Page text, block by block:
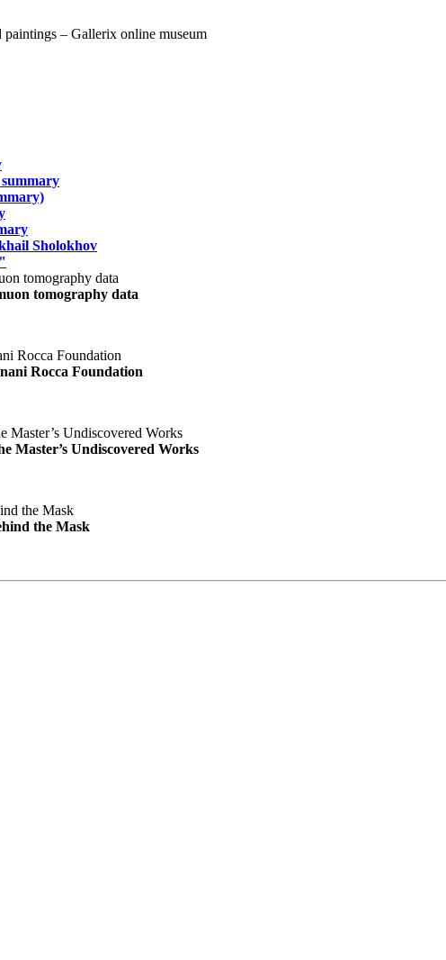
Sholokhov
tomography data
Rocca Foundation
Master’s Undiscovered Works
the Mask